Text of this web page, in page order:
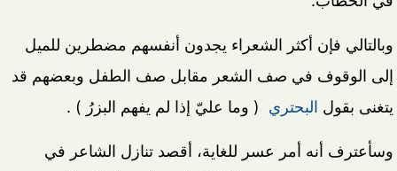
وبالتالي فإن أكثر الشعراء يجدون أنفسهم مضطرين للميل
إلى الوقوف في صف الشعر مقابل صف الطفل وبعضهم قد
يتغنى بقول البحتري ( وما عليّ إذا لم يفهم البزرُ ) .
وسأعترف أنه أمر عسر للغاية، أقصد تنازل الشاعر في